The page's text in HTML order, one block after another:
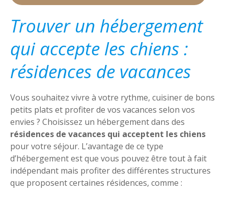
Trouver un hébergement
qui accepte les chiens :
résidences de vacances
Vous souhaitez vivre à votre rythme, cuisiner de bons
petits plats et profiter de vos vacances selon vos
envies ? Choisissez un hébergement dans des
résidences de vacances qui acceptent les chiens
pour votre séjour. L’avantage de ce type
d’hébergement est que vous pouvez être tout à fait
indépendant mais profiter des différentes structures
que proposent certaines résidences, comme :